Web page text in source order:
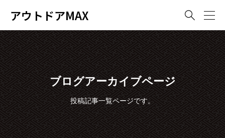
アウトドアMAX 
ブログアーカイブページ
投稿記事一覧ページです。